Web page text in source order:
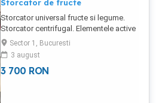
Storcator de fructe
Storcator universal fructe si legume.
Storcator centrifugal. Elementele active
ce intra in contact cu fructele/ legumele
sunt din inox. Carcasa din aluminiu.
Curatare facila. Mod de lucru facil.
Greutate: 12/13Kg Putere instalata
Sector 1, Bucuresti
3 august
3 700 RON